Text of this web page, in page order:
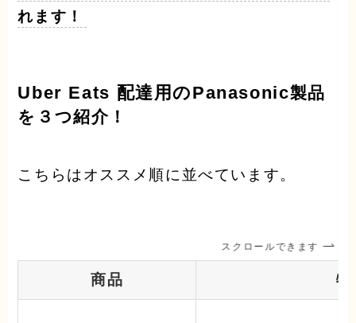
れます！
Uber Eats 配達用のPanasonic製品
を３つ紹介！
こちらはオススメ順に並べています。
スクロールできます
商品 特